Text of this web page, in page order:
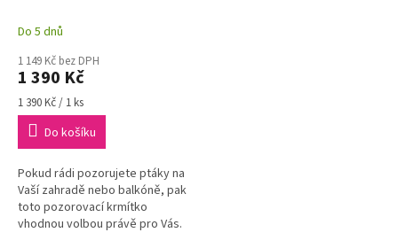
Do 5 dnů
1 149 Kč bez DPH
1 390 Kč
Měrná
cena:
1 390 Kč / 1 ks
Do košíku
Pokud rádi pozorujete ptáky na
Vaší zahradě nebo balkóně, pak
toto pozorovací krmítko
vhodnou volbou právě pro Vás.